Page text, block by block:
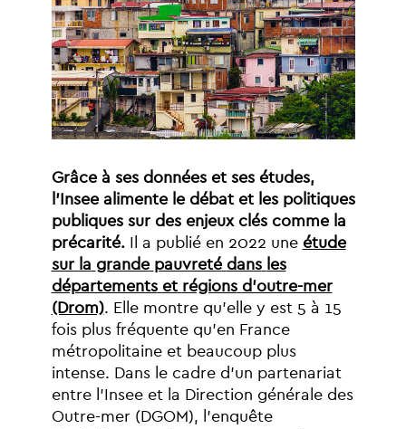
Grâce à ses données et ses études,
l’Insee alimente le débat et les politiques
publiques sur des enjeux clés comme la
précarité. Il a publié en 2022 une étude
sur la grande pauvreté dans les
départements et régions d’outre-mer
(Drom). Elle montre qu’elle y est 5 à 15
fois plus fréquente qu’en France
métropolitaine et beaucoup plus
intense. Dans le cadre d’un partenariat
entre l’Insee et la Direction générale des
Outre-mer (DGOM),
l’enquête